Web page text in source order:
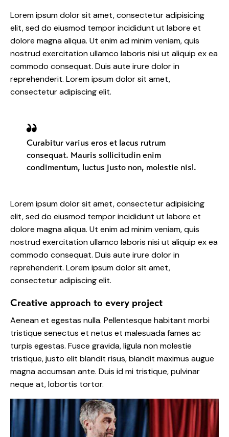
Lorem ipsum dolor sit amet, consectetur adipisicing
elit, sed do eiusmod tempor incididunt ut labore et
dolore magna aliqua. Ut enim ad minim veniam, quis
nostrud exercitation ullamco laboris nisi ut aliquip ex ea
commodo consequat. Duis aute irure dolor in
reprehenderit. Lorem ipsum dolor sit amet,
consectetur adipiscing elit.
Curabitur varius eros et lacus rutrum
consequat. Mauris sollicitudin enim
condimentum, luctus justo non, molestie nisl.
Lorem ipsum dolor sit amet, consectetur adipisicing
elit, sed do eiusmod tempor incididunt ut labore et
dolore magna aliqua. Ut enim ad minim veniam, quis
nostrud exercitation ullamco laboris nisi ut aliquip ex ea
commodo consequat. Duis aute irure dolor in
reprehenderit. Lorem ipsum dolor sit amet,
consectetur adipiscing elit.
Creative approach to every project
Aenean et egestas nulla. Pellentesque habitant morbi
tristique senectus et netus et malesuada fames ac
turpis egestas. Fusce gravida, ligula non molestie
tristique, justo elit blandit risus, blandit maximus augue
magna accumsan ante. Duis id mi tristique, pulvinar
neque at, lobortis tortor.